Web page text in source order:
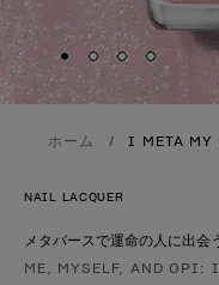
Skip to slide
Skip to slide
Skip to
Skip
ホーム I META MY
NAIL LACQUER
メタバースで運命の人に出会
製品形態
ME, MYSELF, AND OPI: I